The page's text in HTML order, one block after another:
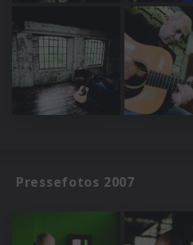
Pressefotos 2007